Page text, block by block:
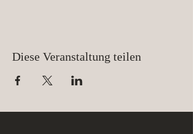
Diese Veranstaltung teilen